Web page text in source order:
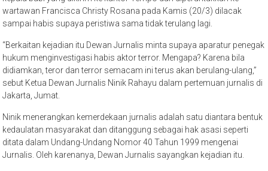
wartawan Francisca Christy Rosana pada Kamis (20/3) dilacak
sampai habis supaya peristiwa sama tidak terulang lagi.
“Berkaitan kejadian itu Dewan Jurnalis minta supaya aparatur penegak
hukum menginvestigasi habis aktor terror. Mengapa? Karena bila
didiamkan, teror dan terror semacam ini terus akan berulang-ulang,”
sebut Ketua Dewan Jurnalis Ninik Rahayu dalam pertemuan jurnalis di
Jakarta, Jumat.
Ninik menerangkan kemerdekaan jurnalis adalah satu diantara bentuk
kedaulatan masyarakat dan ditanggung sebagai hak asasi seperti
ditata dalam Undang-Undang Nomor 40 Tahun 1999 mengenai
Jurnalis. Oleh karenanya, Dewan Jurnalis sayangkan kejadian itu.